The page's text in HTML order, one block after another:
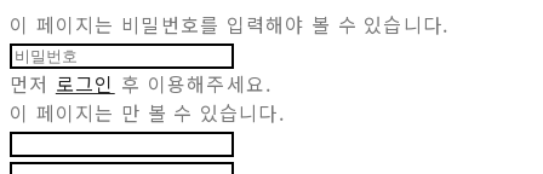
이 페이지는 비밀번호를 입력해야 볼 수 있습니다.
먼저 로그인 후 이용해주세요.
이 페이지는 만 볼 수 있습니다.